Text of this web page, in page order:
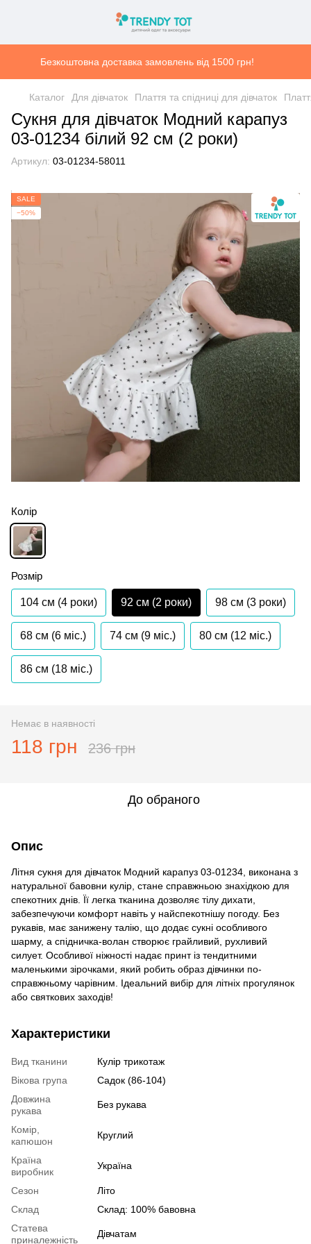
Безкоштовна доставка замовлень від 1500 грн!
Каталог Для дівчаток Плаття та спідниці для дівчаток
Сукня для дівчаток Модний карапуз
03-01234 білий 92 см (2 роки)
Артикул: 03-01234-58011
SALE
−50%
Колір
Розмір
104 см (4 роки) 92 см (2 роки) 98 см (3 роки)
68 см (6 мiс.) 74 см (9 мiс.) 80 см (12 мiс.)
86 см (18 мiс.)
Немає в наявності
118 грн 236 грн
До обраного
Опис
Літня сукня для дівчаток Модний карапуз 03-01234, виконана з
натуральної бавовни кулір, стане справжньою знахідкою для
спекотних днів. Її легка тканина дозволяє тілу дихати,
забезпечуючи комфорт навіть у найспекотнішу погоду. Без
рукавів, має занижену талію, що додає сукні особливого
шарму, а спідничка-волан створює грайливий, рухливий
силует. Особливої ніжності надає принт із тендитними
маленькими зірочками, який робить образ дівчинки по-
справжньому чарівним. Ідеальний вибір для літніх прогулянок
або святкових заходів!
Характеристики
Вид тканини
Кулір трикотаж
Вікова група
Садок (86-104)
Довжина
рукава
Без рукава
Комір,
капюшон
Круглий
Країна
виробник
Україна
Сезон
Літо
Склад
Склад: 100% бавовна
Статева
приналежність
Дівчатам